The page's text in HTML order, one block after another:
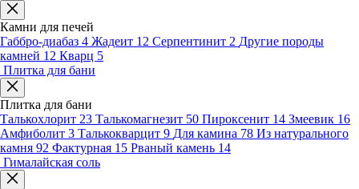
Камни для печей
Габбро-диабаз 4 Жадеит 12 Серпентинит 2 Другие породы
камней 12 Кварц 5
Плитка для бани
Плитка для бани
Талькохлорит 23 Талькомагнезит 50 Пироксенит 14 Змеевик 16
Амфиболит 3 Талькокварцит 9 Для камина 78 Из натурального
камня 92 Фактурная 15 Рваный камень 14
Гималайская соль